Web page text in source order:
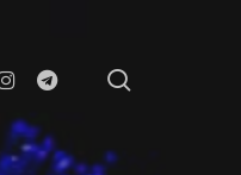
Telegram